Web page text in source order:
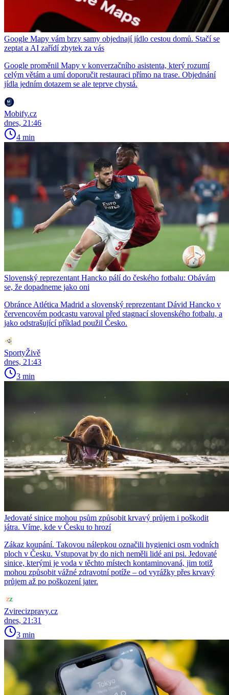
Google Mapy vám brzy samy objednají jídlo cestou domů. Stačí se
zeptat a AI zařídí zbytek za vás
Google proměnil Mapy v konverzačního asistenta, který rozumí
celým větám a umí doporučit restauraci přímo na trase. Objednání
jídla jedním dotazem se ale teprve chystá.
Mobify.cz
dnes, 21:46
4 min
Slovenský reprezentant Hancko pálí do českého fotbalu: Obávám
se, že dopadneme jako oni
Obránce Atlética Madrid a slovenský reprezentant Dávid Hancko v
červencovém podcastu varoval před stagnací slovenského fotbalu, a
jako odstrašující příklad použil Česko.
SportyŽivě
dnes, 21:43
3 min
Jedovaté sinice mohou psům způsobit krvavý průjem i poškodit
játra. Víme, kde v Česku to hrozí
Zákaz koupání. Takovou nálepkou označili hygienici osm vodních
ploch v Česku. Vstupovat by do nich neměli lidé ani psi. Jedovaté
sinice, kterými je voda v těchto místech kontaminovaná, jim totiž
mohou způsobit vážné zdravotní potíže – od vyrážky přes krvavý
průjem až po poškození jater.
Zvirecizpravy.cz
dnes, 21:31
3 min